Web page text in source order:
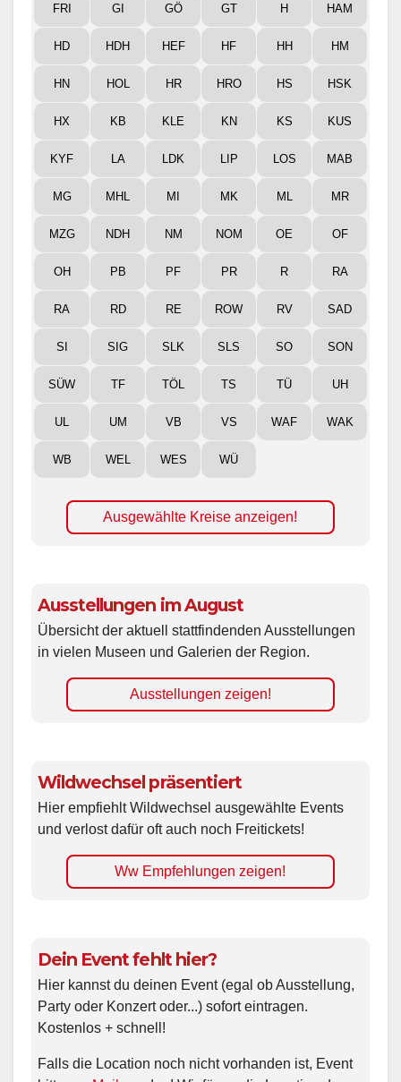
FRI GI GÖ GT H HAM
HD HDH HEF HF HH HM
HN HOL HR HRO HS HSK
HX KB KLE KN KS KUS
KYF LA LDK LIP LOS MAB
MG MHL MI MK ML MR
MZG NDH NM NOM OE OF
OH PB PF PR R RA
RA RD RE ROW RV SAD
SI SIG SLK SLS SO SON
SÜW TF TÖL TS TÜ UH
UL UM VB VS WAF WAK
WB WEL WES WÜ
Ausgewählte Kreise anzeigen!
Ausstellungen im August
Übersicht der aktuell stattfindenden Ausstellungen
in vielen Museen und Galerien der Region.
Ausstellungen zeigen!
Wildwechsel präsentiert
Hier empfiehlt Wildwechsel ausgewählte Events
und verlost dafür oft auch noch Freitickets!
Ww Empfehlungen zeigen!
Dein Event fehlt hier?
Hier kannst du deinen Event (egal ob Ausstellung,
Party oder Konzert oder...) sofort eintragen.
Kostenlos + schnell!
Falls die Location noch nicht vorhanden ist, Event